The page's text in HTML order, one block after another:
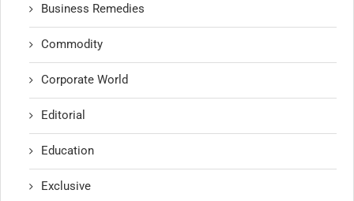
Business Remedies
Commodity
Corporate World
Editorial
Education
Exclusive